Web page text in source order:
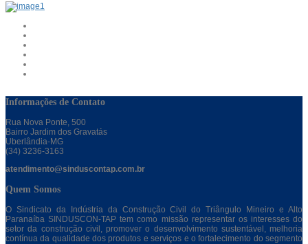
Informações de Contato
Rua Nova Ponte, 500
Bairro Jardim dos Gravatás
Uberlândia-MG
(34) 3236-3163
atendimento@sinduscontap.com.br
Quem Somos
O Sindicato da Indústria da Construção Civil do Triângulo Mineiro e Alto
Paranaíba SINDUSCON-TAP tem como missão representar os interesses do
setor da construção civil, promover o desenvolvimento sustentável, melhoria
contínua da qualidade dos produtos e serviços e o fortalecimento do segmento